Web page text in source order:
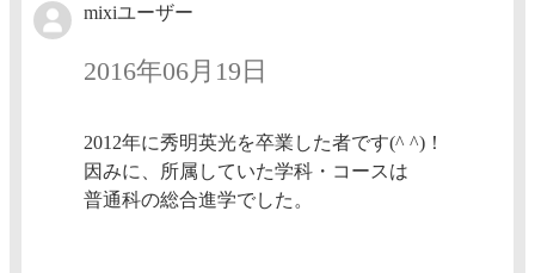
mixiユーザー
2016年06月19日
2012年に秀明英光を卒業した者です(^ ^)！
因みに、所属していた学科・コースは
普通科の総合進学でした。